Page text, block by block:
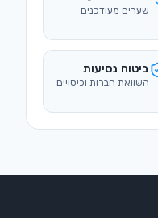
שערים מעודכנים
ביטוח נסיעות
השוואת חברות וכיסויים